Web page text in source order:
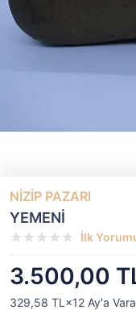
NİZİP PAZARI
YEMENİ
İlk
3.500,00
329,58 TL×12 Ay'a